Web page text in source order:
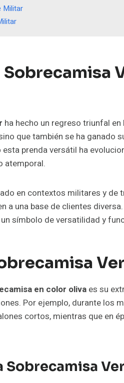
Militar
Sobrecamisa
ha hecho un regreso triunfal
que también se ha ganado
prenda versátil ha
atemporal.
en contextos militares y de
una base de clientes
símbolo de versatilidad y
en color olivaes su
Por ejemplo, durante los
cortos, mientras que en
Sobrecamisa